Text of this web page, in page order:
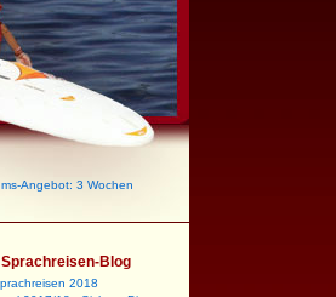
Angebot: 3 Wochen
Blog
2018